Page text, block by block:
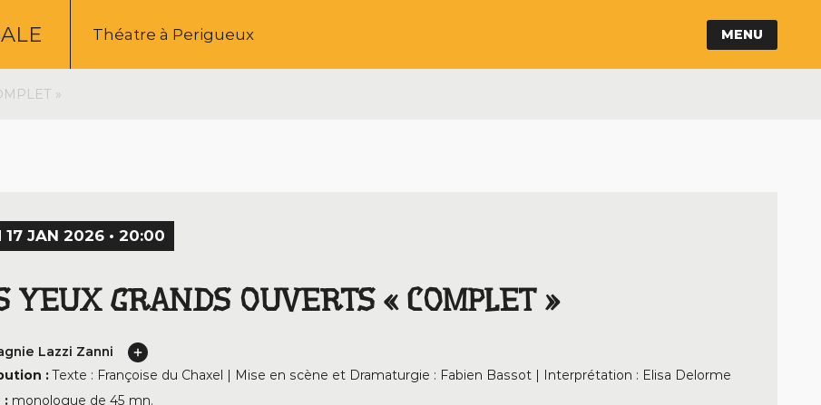
Théatre à Perigueux MENU
»
17 JAN 2026 • 20:00
YEUX GRANDS OUVERTS « COMPLET »
Lazzi Zanni
:Texte : Françoise du Chaxel | Mise en scène et Dramaturgie : Fabien Bassot | Interprétation : Elisa Delorme
: monologue de 45 mn.